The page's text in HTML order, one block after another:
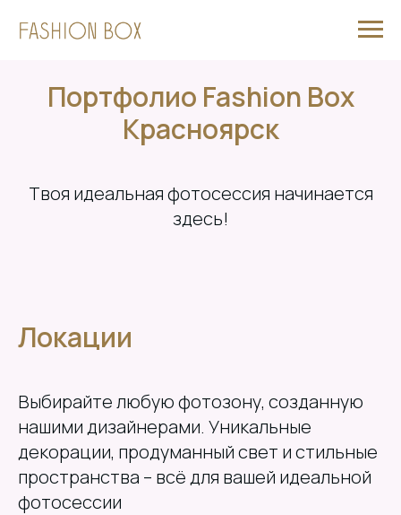
Портфолио Fashion Box
Красноярск
Твоя идеальная фотосессия начинается
здесь!
Локации
Выбирайте любую фотозону, созданную
нашими дизайнерами. Уникальные
декорации, продуманный свет и стильные
пространства – всё для вашей идеальной
фотосессии